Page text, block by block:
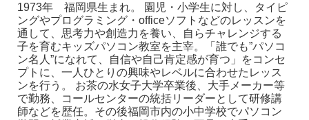
1973年 福岡県生まれ。
園児・小学生に対し、タイピ
ングやプログラミング・officeソフトなどのレッスンを
通して、思考力や創造力を養い、自らチャレンジする
子を育むキッズパソコン教室を主宰。「誰でも”パソコ
ン名人”になれて、自信や自己肯定感が育つ」をコンセ
プトに、一人ひとりの興味やレベルに合わせたレッス
ンを行う。
お茶の水女子大学卒業後、大手メーカー等
で勤務、コールセンターの統括リーダーとして研修講
師などを歴任。その後福岡市内の小中学校でパソコン